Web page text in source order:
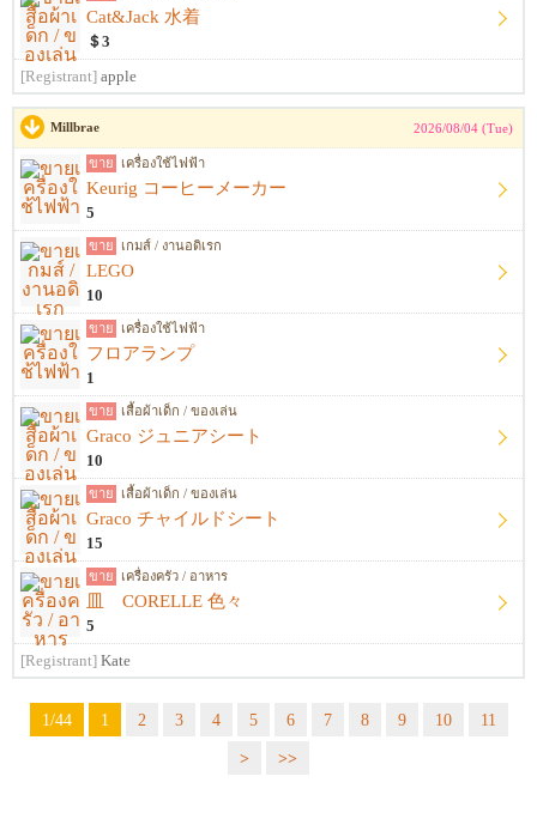
Cat&Jack 水着
＄3
[Registrant] apple
Millbrae 2026/08/04 (Tue)
ขาย เครื่องใช้ไฟฟ้า
Keurig コーヒーメーカー
5
ขาย เกมส์ / งานอดิเรก
LEGO
10
ขาย เครื่องใช้ไฟฟ้า
フロアランプ
1
ขาย เสื้อผ้าเด็ก / ของเล่น
Graco ジュニアシート
10
ขาย เสื้อผ้าเด็ก / ของเล่น
Graco チャイルドシート
15
ขาย เครื่องครัว / อาหาร
皿 CORELLE 色々
5
[Registrant] Kate
1/44 1 2 3 4 5 6 7 8 9 10
11
>
>>